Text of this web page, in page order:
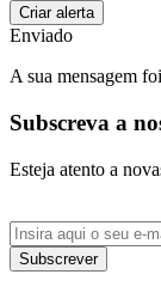
Enviado
A sua mensagem
Subscreva a
Esteja atento a